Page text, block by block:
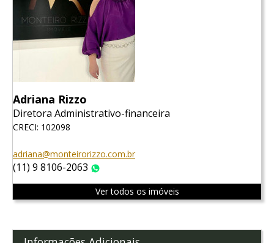
Adriana Rizzo
Diretora Administrativo-financeira
CRECI: 102098
adriana@monteirorizzo.com.br
(11) 9 8106-2063
Ver todos os imóveis